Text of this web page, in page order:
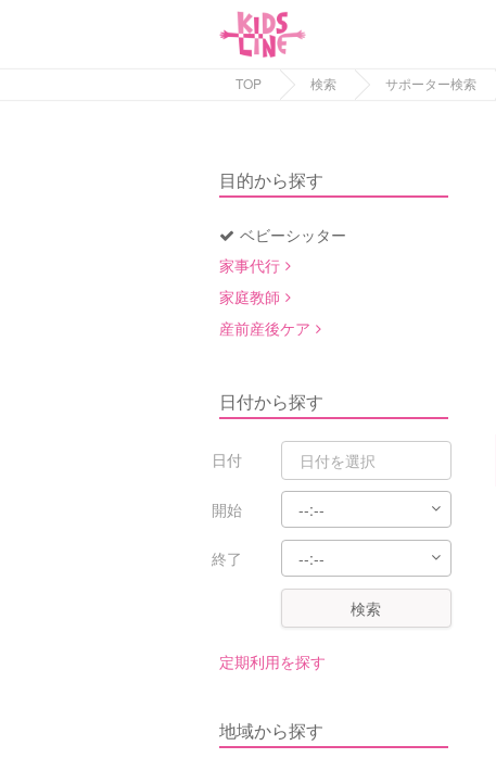
TOP 検索 サポーター検索
目的から探す
ベビーシッター
家事代行
家庭教師
産前産後ケア
日付から探す
日付
開始
終了
検索
定期利用を探す
地域から探す